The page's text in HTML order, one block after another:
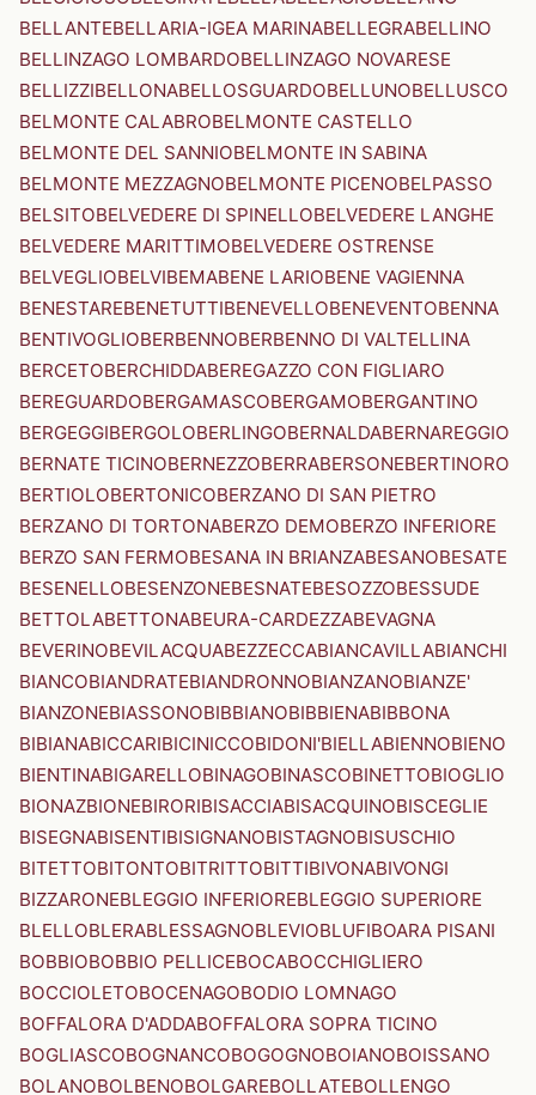
BELLANTEBELLARIA-IGEA MARINABELLEGRABELLINO
BELLINZAGO LOMBARDOBELLINZAGO NOVARESE
BELLIZZIBELLONABELLOSGUARDOBELLUNOBELLUSCO
BELMONTE CALABROBELMONTE CASTELLO
BELMONTE DEL SANNIOBELMONTE IN SABINA
BELMONTE MEZZAGNOBELMONTE PICENOBELPASSO
BELSITOBELVEDERE DI SPINELLOBELVEDERE LANGHE
BELVEDERE MARITTIMOBELVEDERE OSTRENSE
BELVEGLIOBELVIBEMABENE LARIOBENE VAGIENNA
BENESTAREBENETUTTIBENEVELLOBENEVENTOBENNA
BENTIVOGLIOBERBENNOBERBENNO DI VALTELLINA
BERCETOBERCHIDDABEREGAZZO CON FIGLIARO
BEREGUARDOBERGAMASCOBERGAMOBERGANTINO
BERGEGGIBERGOLOBERLINGOBERNALDABERNAREGGIO
BERNATE TICINOBERNEZZOBERRABERSONEBERTINORO
BERTIOLOBERTONICOBERZANO DI SAN PIETRO
BERZANO DI TORTONABERZO DEMOBERZO INFERIORE
BERZO SAN FERMOBESANA IN BRIANZABESANOBESATE
BESENELLOBESENZONEBESNATEBESOZZOBESSUDE
BETTOLABETTONABEURA-CARDEZZABEVAGNA
BEVERINOBEVILACQUABEZZECCABIANCAVILLABIANCHI
BIANCOBIANDRATEBIANDRONNOBIANZANOBIANZE'
BIANZONEBIASSONOBIBBIANOBIBBIENABIBBONA
BIBIANABICCARIBICINICCOBIDONI'BIELLABIENNOBIENO
BIENTINABIGARELLOBINAGOBINASCOBINETTOBIOGLIO
BIONAZBIONEBIRORIBISACCIABISACQUINOBISCEGLIE
BISEGNABISENTIBISIGNANOBISTAGNOBISUSCHIO
BITETTOBITONTOBITRITTOBITTIBIVONABIVONGI
BIZZARONEBLEGGIO INFERIOREBLEGGIO SUPERIORE
BLELLOBLERABLESSAGNOBLEVIOBLUFIBOARA PISANI
BOBBIOBOBBIO PELLICEBOCABOCCHIGLIERO
BOCCIOLETOBOCENAGOBODIO LOMNAGO
BOFFALORA D'ADDABOFFALORA SOPRA TICINO
BOGLIASCOBOGNANCOBOGOGNOBOIANOBOISSANO
BOLANOBOLBENOBOLGAREBOLLATEBOLLENGO